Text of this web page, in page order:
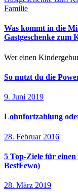
Familie
Was kommt in die
Gastgeschenke zum
Wer einen
So nutzt du die
9. Juni 2019
Lohnfortzahlung
28. Februar 2016
5 Top-Ziele für
BestFewo)
28. März 2019